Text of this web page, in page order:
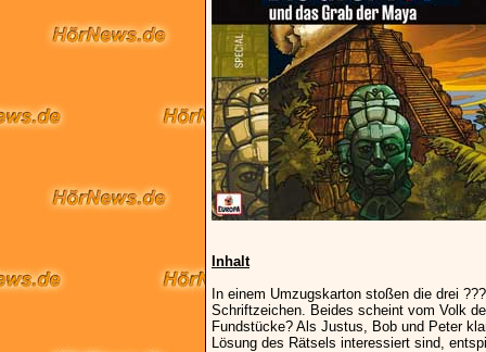
Inhalt
In einem Umzugskarton stoßen die drei
Schriftzeichen. Beides scheint vom Volk
Fundstücke? Als Justus, Bob und Peter
Lösung des Rätsels interessiert sind,